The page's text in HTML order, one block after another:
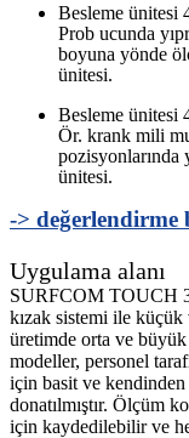
Besleme ünitesi
Prob ucunda
boyuna yönde
ünitesi.
Besleme ünitesi
Ör. krank mili
pozisyonlarında
ünitesi.
-> değerlendirme
Uygulama alanı
SURFCOM TOUCH
kızak sistemi ile
üretimde orta ve
modeller, personel
için basit ve kendinden
donatılmıştır. Ölçüm
için kaydedilebilir ve